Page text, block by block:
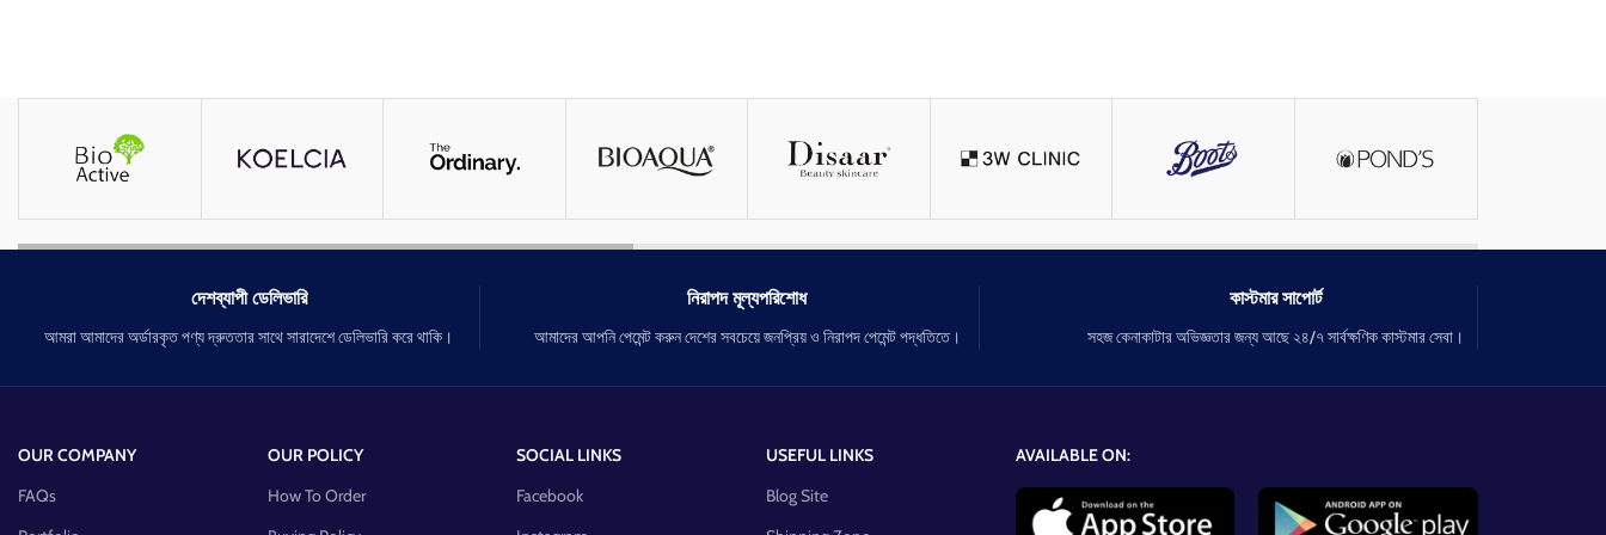
দেশব্যাপী ডেলিভারি
আমরা আমাদের অর্ডারকৃত পণ্য দ্রুততার সাথে সারাদেশে ডেলিভারি করে থাকি।
নিরাপদ মূল্যপরিশোধ
আমাদের আপনি পেমেন্ট করুন দেশের সবচেয়ে জনপ্রিয় ও নিরাপদ পেমেন্ট পদ্ধতিতে।
কাস্টমার সাপোর্ট
সহজ কেনাকাটার অভিজ্ঞতার জন্য আছে ২৪/৭ সার্বক্ষণিক কাস্টমার সেবা।
OUR COMPANY
FAQs
OUR POLICY
How To Order
SOCIAL LINKS
Facebook
USEFUL LINKS
Blog Site
AVAILABLE ON: